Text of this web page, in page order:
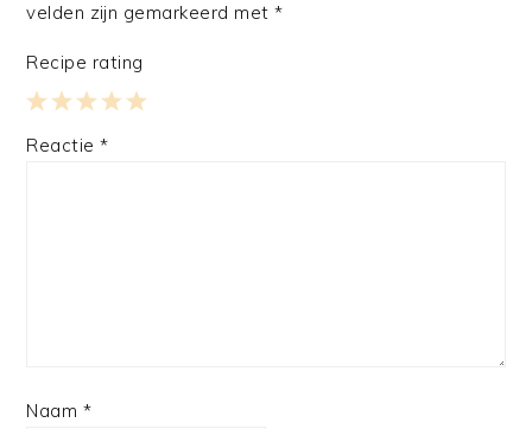
velden zijn gemarkeerd met*
Recipe rating
4
3
2
1
Reactie*
Naam *